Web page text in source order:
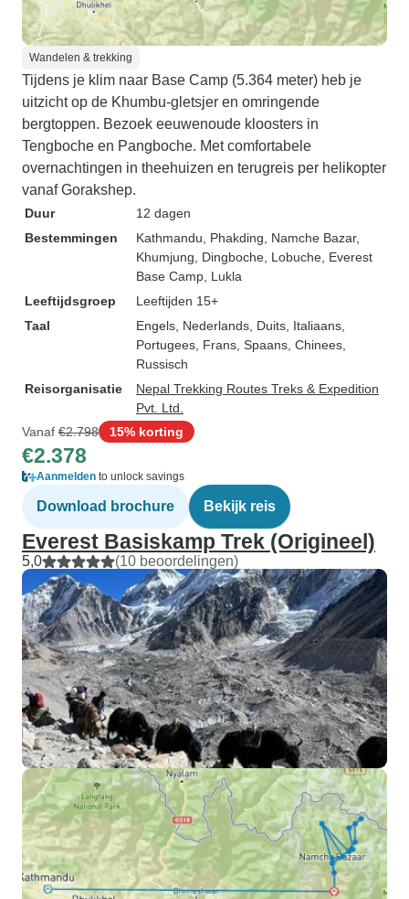
Wandelen & trekking
Tijdens je klim naar Base Camp (5.364 meter) heb je
uitzicht op de Khumbu-gletsjer en omringende
bergtoppen. Bezoek eeuwenoude kloosters in
Tengboche en Pangboche. Met comfortabele
overnachtingen in theehuizen en terugreis per helikopter
vanaf Gorakshep.
Duur
12 dagen
Bestemmingen
Kathmandu , Phakding , Namche Bazar,
Khumjung , Dingboche , Lobuche , Everest
Base Camp , Lukla
Leeftijdsgroep
Leeftijden 15+
Taal
Engels, Nederlands, Duits, Italiaans,
Portugees, Frans, Spaans, Chinees,
Russisch
Reisorganisatie
Nepal Trekking Routes Treks & Expedition
Pvt. Ltd.
Vanaf €2.798 15% korting
€2.378
Aanmelden to unlock savings
Download brochure Bekijk reis
Everest Basiskamp Trek (Origineel)
5,0 (10 beoordelingen)